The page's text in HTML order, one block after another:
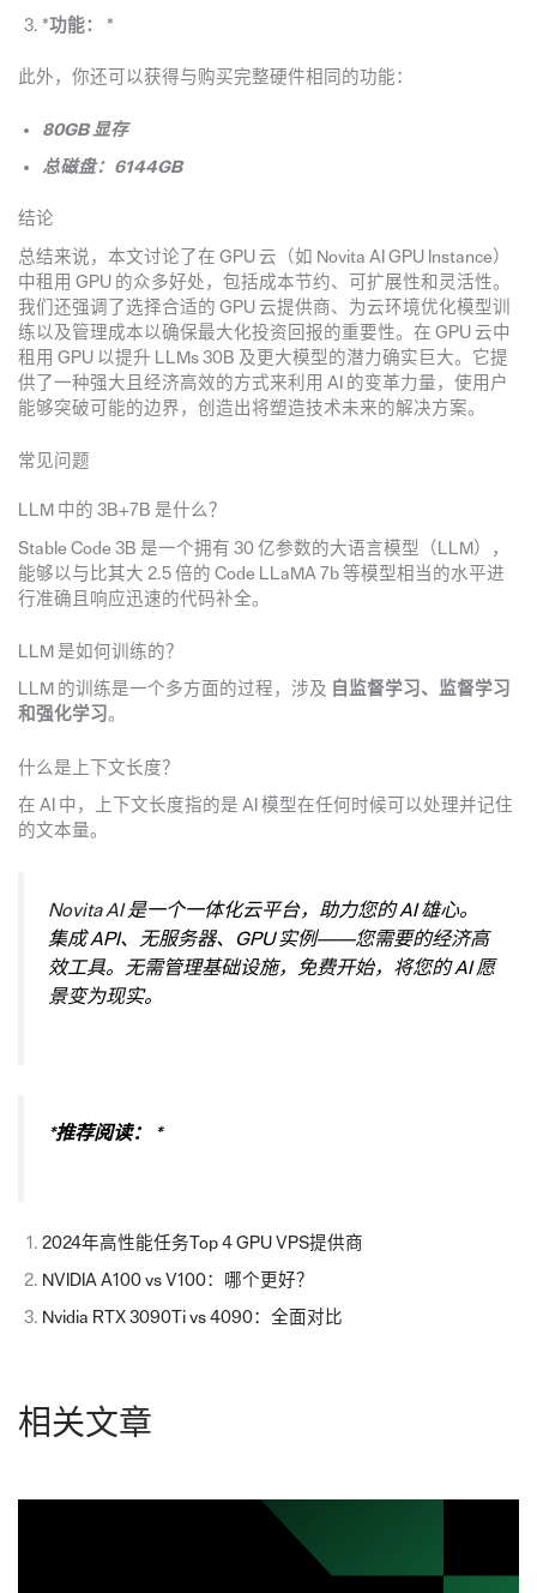
*功能： *
此外，你还可以获得与购买完整硬件相同的功能：
80GB 显存
总磁盘：6144GB
结论
总结来说，本文讨论了在 GPU 云（如 Novita AI GPU Instance）
中租用 GPU 的众多好处，包括成本节约、可扩展性和灵活性。
我们还强调了选择合适的 GPU 云提供商、为云环境优化模型训
练以及管理成本以确保最大化投资回报的重要性。在 GPU 云中
租用 GPU 以提升 LLMs 30B 及更大模型的潜力确实巨大。它提
供了一种强大且经济高效的方式来利用 AI 的变革力量，使用户
能够突破可能的边界，创造出将塑造技术未来的解决方案。
常见问题
LLM 中的 3B+7B 是什么？
Stable Code 3B 是一个拥有 30 亿参数的大语言模型（LLM），
能够以与比其大 2.5 倍的 Code LLaMA 7b 等模型相当的水平进
行准确且响应迅速的代码补全。
LLM 是如何训练的？
LLM 的训练是一个多方面的过程，涉及 自监督学习、监督学习
和强化学习。
什么是上下文长度？
在 AI 中，上下文长度指的是 AI 模型在任何时候可以处理并记住
的文本量。
Novita AI是一个一体化云平台，助力您的 AI 雄心。
集成 API、无服务器、GPU 实例——您需要的经济高
效工具。无需管理基础设施，免费开始，将您的 AI 愿
景变为现实。
*推荐阅读： *
2024年高性能任务Top 4 GPU VPS提供商
NVIDIA A100 vs V100：哪个更好？
Nvidia RTX 3090Ti vs 4090：全面对比
相关文章